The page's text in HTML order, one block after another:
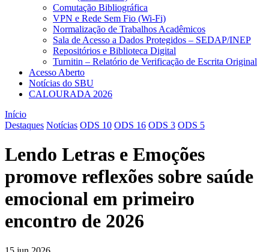
Comutação Bibliográfica
VPN e Rede Sem Fio (Wi-Fi)
Normalização de Trabalhos Acadêmicos
Sala de Acesso a Dados Protegidos – SEDAP/INEP
Repositórios e Biblioteca Digital
Turnitin – Relatório de Verificação de Escrita Original
Acesso Aberto
Notícias do SBU
CALOURADA 2026
Início
Destaques Notícias ODS 10 ODS 16 ODS 3 ODS 5
Lendo Letras e Emoções
promove reflexões sobre saúde
emocional em primeiro
encontro de 2026